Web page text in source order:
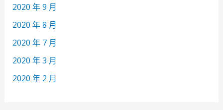
2020 年 9 月
2020 年 8 月
2020 年 7 月
2020 年 3 月
2020 年 2 月